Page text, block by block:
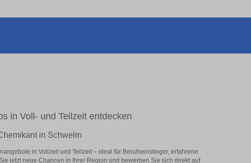
in Voll- und Teilzeit entdecken
in Schwelm
in Vollzeit und Teilzeit – ideal für Berufseinsteiger, erfahrene
jetzt neue Chancen in Ihrer Region und bewerben Sie sich direkt auf